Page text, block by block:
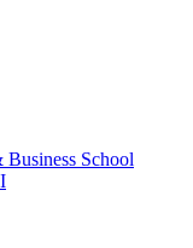
School